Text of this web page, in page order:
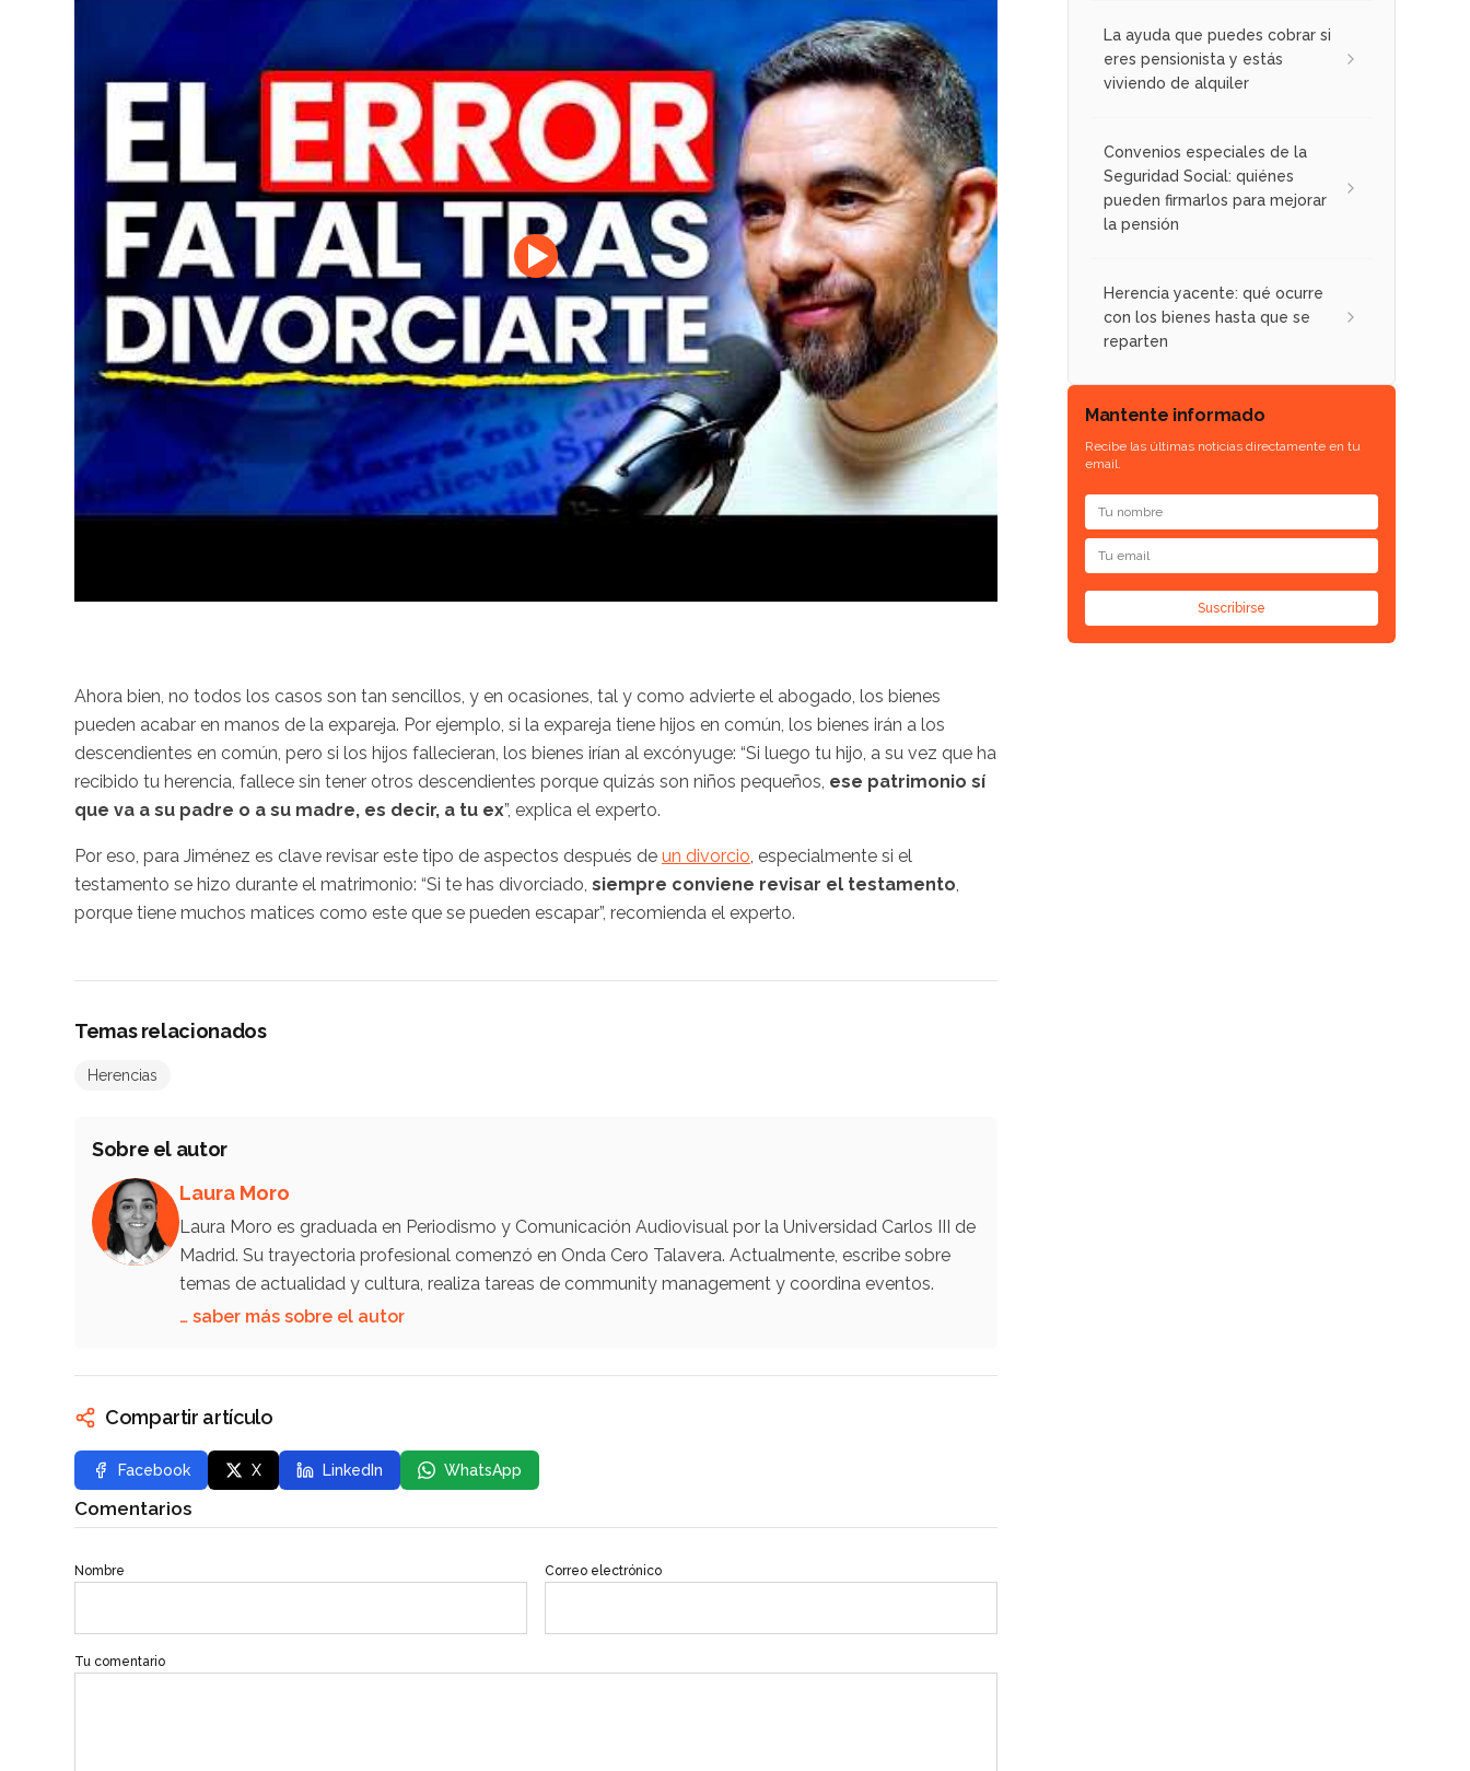
Ahora bien, no todos los casos son tan sencillos, y en ocasiones, tal y como advierte el abogado, los bienes
pueden acabar en manos de la expareja. Por ejemplo, si la expareja tiene hijos en común, los bienes irán a los
descendientes en común, pero si los hijos fallecieran, los bienes irían al excónyuge: “Si luego tu hijo, a su vez que ha
recibido tu herencia, fallece sin tener otros descendientes porque quizás son niños pequeños, ese patrimonio sí
que va a su padre o a su madre, es decir, a tu ex”, explica el experto.
Por eso, para Jiménez es clave revisar este tipo de aspectos después de un divorcio, especialmente si el
testamento se hizo durante el matrimonio: “Si te has divorciado, siempre conviene revisar el testamento,
porque tiene muchos matices como este que se pueden escapar”, recomienda el experto.
Temas relacionados
Herencias
Sobre el autor
Laura Moro
Laura Moro es graduada en Periodismo y Comunicación Audiovisual por la Universidad Carlos III de
Madrid. Su trayectoria profesional comenzó en Onda Cero Talavera. Actualmente, escribe sobre
temas de actualidad y cultura, realiza tareas de community management y coordina eventos.
… saber más sobre el autor
Compartir artículo
Facebook X LinkedIn WhatsApp
Comentarios
Nombre Correo electrónico
Tu comentario
La ayuda que puedes cobrar si
eres pensionista y estás
viviendo de alquiler
Convenios especiales de la
Seguridad Social: quiénes
pueden firmarlos para mejorar
la pensión
Herencia yacente: qué ocurre
con los bienes hasta que se
reparten
Mantente informado
Recibe las últimas noticias directamente en tu
email.
Suscribirse